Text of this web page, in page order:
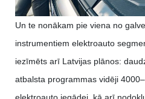
Un te nonākam pie viena no
instrumentiem elektroauto
iezīmēts arī Latvijas plānos:
atbalsta programmas vidēji